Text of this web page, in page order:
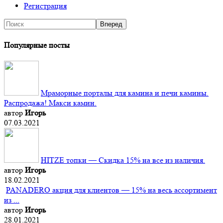
Регистрация
Популярные посты
Мраморные порталы для камина и печи камины.
Распродажа! Макси камин.
автор Игорь
07.03.2021
HITZE топки — Скидка 15% на все из наличия.
автор Игорь
18.02.2021
PANADERO акция для клиентов — 15% на весь ассортимент
из ...
автор Игорь
28.01.2021